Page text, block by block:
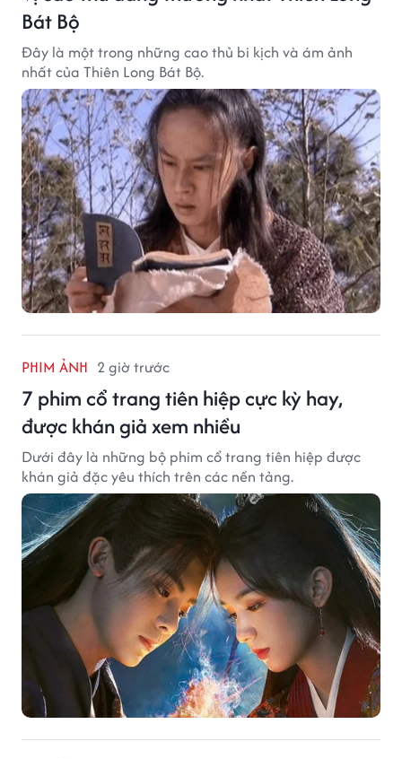
Bát Bộ
Đây là một trong những cao thủ bi kịch và ám ảnh
nhất của Thiên Long Bát Bộ.
PHIM ẢNH 2 giờ trước
7 phim cổ trang tiên hiệp cực kỳ hay,
được khán giả xem nhiều
Dưới đây là những bộ phim cổ trang tiên hiệp được
khán giả đặc yêu thích trên các nền tảng.